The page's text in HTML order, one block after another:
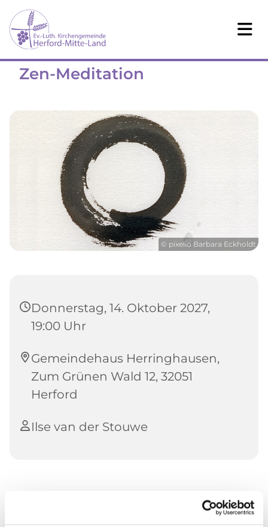
Zen-Meditation
© pixelio Barbara Eckholdt
Donnerstag, 14. Oktober 2027,
19:00 Uhr
Gemeindehaus Herringhausen,
Zum Grünen Wald 12, 32051
Herford
Ilse van der Stouwe